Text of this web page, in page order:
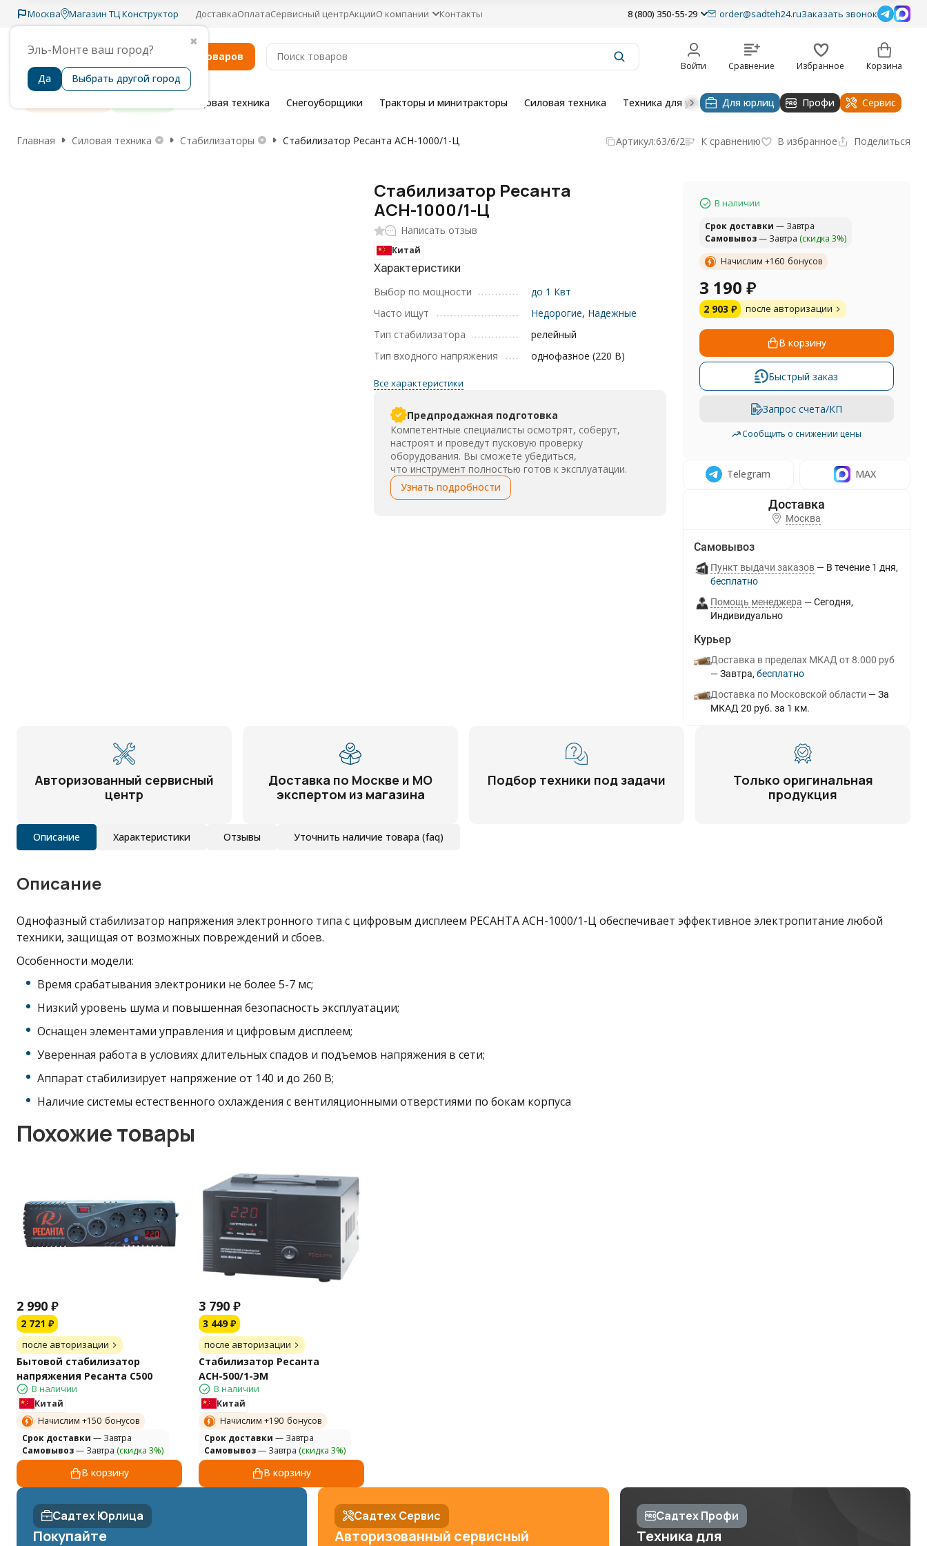
Москва
✖
Эль-Монте ваш город?
Да Выбрать другой город
Магазин ТЦ Конструктор ДоставкаОплатаСервисный центрАкцииО компании Контакты 8 (800) 350-55-29 order@sadteh24.ruЗаказать звонок
Каталог товаров
Войти Сравнение Избранное Корзина
Садовая техника Снегоуборщики Тракторы и минитракторы Силовая техника Техника для уборки Строительная техника
Для юрлиц Профи Сервис
Главная Силовая техника Стабилизаторы Стабилизатор Ресанта АСН-1000/1-Ц Артикул:63/6/2 К сравнению В избранное Поделиться
Стабилизатор Ресанта
АСН-1000/1-Ц
Написать отзыв
Китай
Характеристики
Выбор по мощности
до 1 Квт
Часто ищут
Недорогие, Надежные
Тип стабилизатора
релейный
Тип входного напряжения
однофазное (220 В)
Все характеристики
Предпродажная подготовка
Компетентные специалисты осмотрят, соберут,
настроят и проведут пусковую проверку
оборудования. Вы сможете убедиться,
что инструмент полностью готов к эксплуатации.
Узнать подробности
В наличии
Cрок доставки — Завтра
Самовывоз— Завтра (скидка 3%)
Начислим +160 бонусов
3 190 ₽
2 903 ₽ после авторизации
В корзину
Быстрый заказ
Запрос счета/КП
Сообщить о снижении цены
Telegram MAX
Москва
Самовывоз
Пункт выдачи заказов В течение 1 дня
Бесплатно
Помощь менеджера
Сегодня
Индивидуально
Курьер
Доставка в пределах МКАД от 8.000 руб
Завтра
Бесплатно
Доставка по Московской области
За
МКАД 20 руб. за 1 км.
Авторизованный сервисный
центр
Доставка по Москве и МО
экспертом из магазина
Подбор техники под задачи
Только оригинальная
продукция
Описание Характеристики Отзывы Уточнить наличие товара (faq)
Описание
Однофазный стабилизатор напряжения электронного типа с цифровым дисплеем РЕСАНТА ACH-1000/1-Ц обеспечивает эффективное электропитание любой
техники, защищая от возможных повреждений и сбоев.
Особенности модели:
Время срабатывания электроники не более 5-7 мс;
Низкий уровень шума и повышенная безопасность эксплуатации;
Оснащен элементами управления и цифровым дисплеем;
Уверенная работа в условиях длительных спадов и подъемов напряжения в сети;
Аппарат стабилизирует напряжение от 140 и до 260 В;
Наличие системы естественного охлаждения с вентиляционными отверстиями по бокам корпуса
Похожие товары
2 990 ₽
2 721 ₽
после авторизации
Бытовой стабилизатор
напряжения Ресанта С500
В наличии
Китай
Начислим +150 бонусов
Cрок доставки — Завтра
Самовывоз— Завтра (скидка 3%)
В корзину
3 790 ₽
3 449 ₽
после авторизации
Стабилизатор Ресанта
АСН-500/1-ЭМ
В наличии
Китай
Начислим +190 бонусов
Cрок доставки — Завтра
Самовывоз— Завтра (скидка 3%)
В корзину
Садтех Юрлица
Покупайте
Садтех Сервис
Авторизованный сервисный
Садтех Профи
Техника для